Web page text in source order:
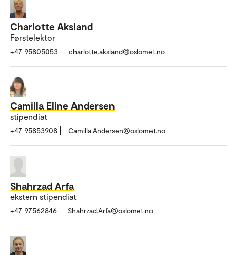
Charlotte Aksland
Førstelektor
+47 95805053 charlotte.aksland@oslomet.no
Camilla Eline Andersen
stipendiat
+47 95853908 Camilla.Andersen@oslomet.no
Shahrzad Arfa
ekstern stipendiat
+47 97562846 Shahrzad.Arfa@oslomet.no